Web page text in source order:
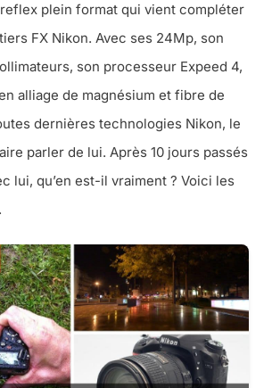
plein format qui vient compléter
FX Nikon. Avec ses 24Mp, son
son processeur Expeed 4,
alliage de magnésium et fibre de
dernières technologies Nikon, le
parler de lui. Après 10 jours passés
lui, qu’en est-il vraiment ? Voici les